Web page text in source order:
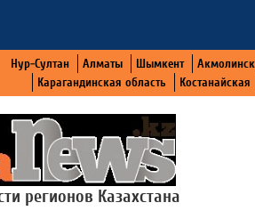
Нур-Султан Алматы Шымкент
Карагандинская область
Костанайская
регионов Казахстана